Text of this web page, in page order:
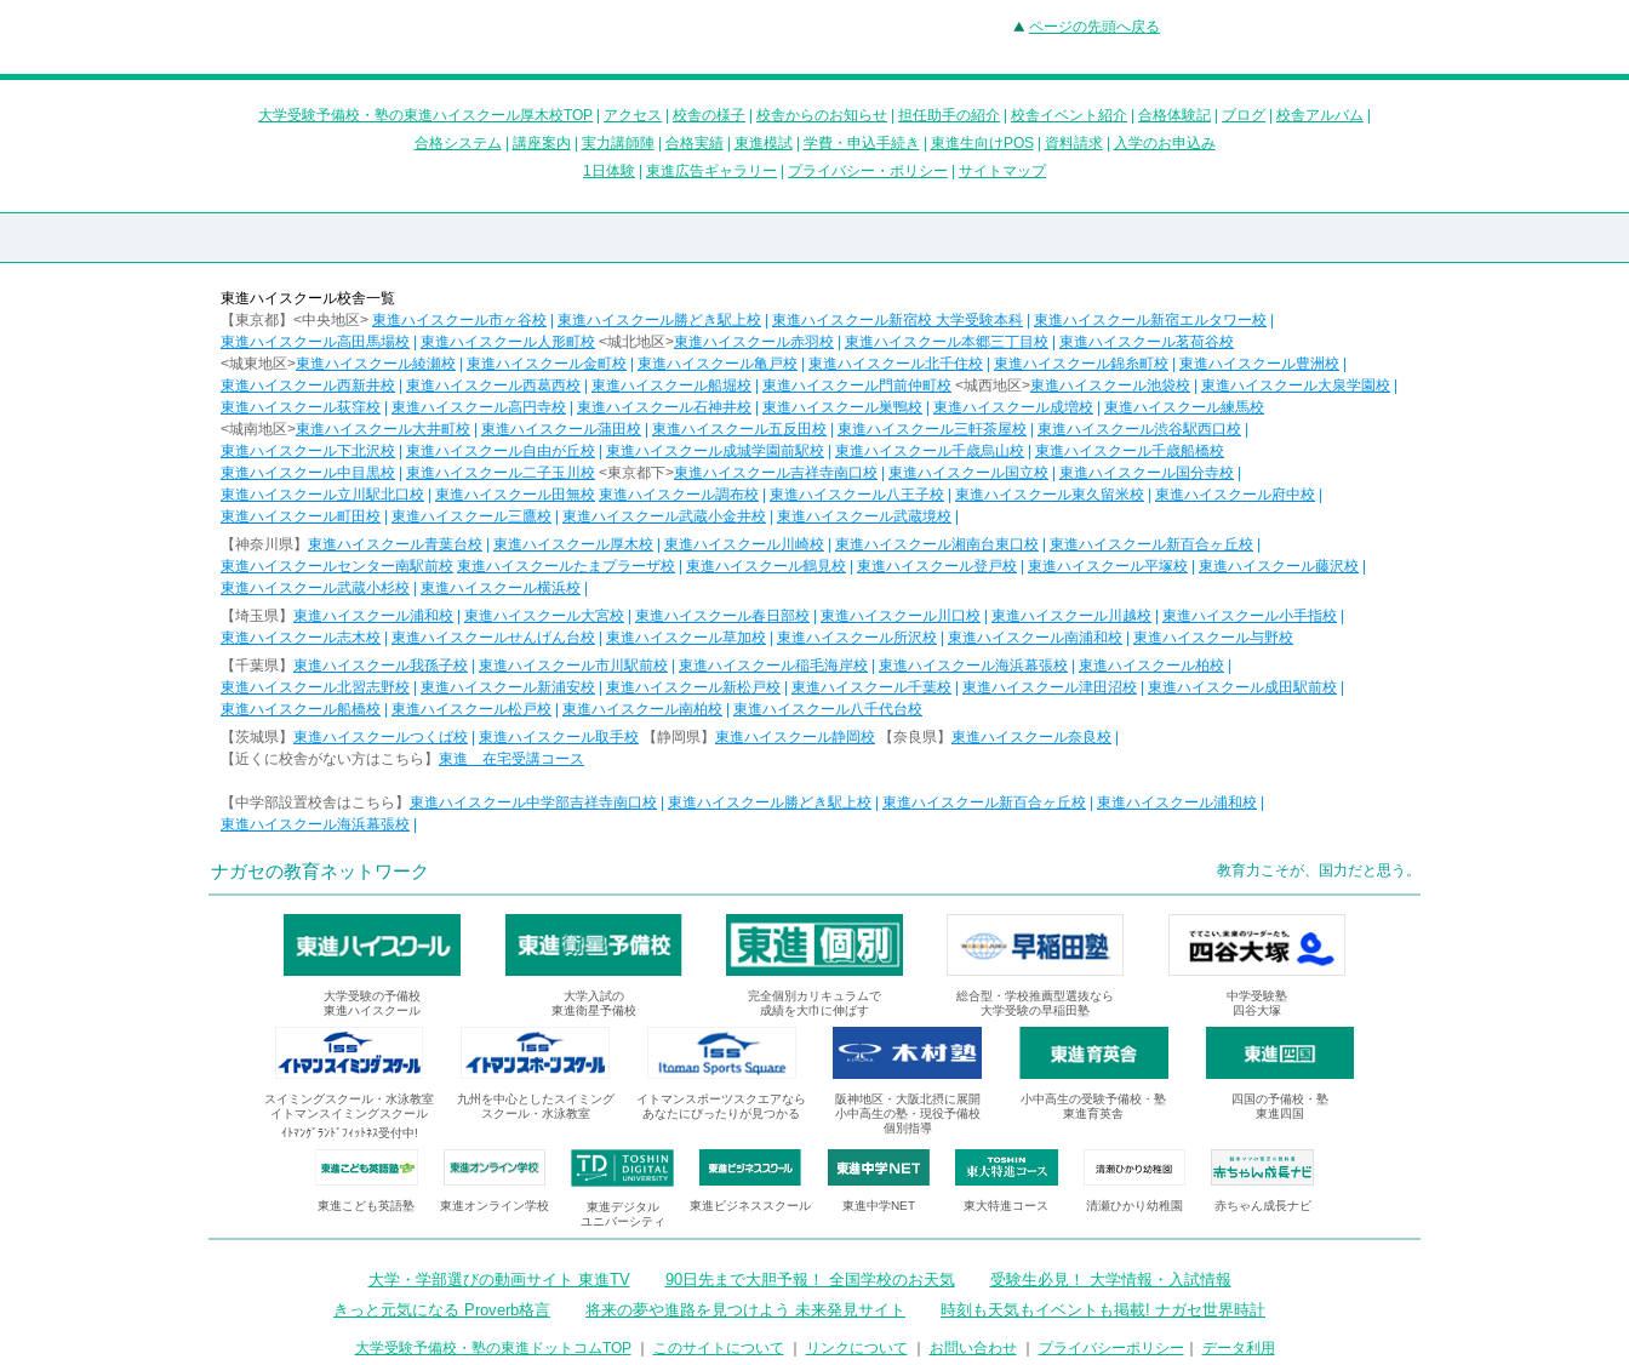
ページの先頭へ戻る
大学受験予備校・塾の東進ハイスクール厚木校TOP アクセス 校舎の様子 校舎からのお知らせ 担任助手の紹介 校舎イベント紹介 合格体験記 ブログ 校舎アルバム
合格システム
講座案内 実力講師陣| 合格実績| 東進模試| 学費・申込手続き 東進生向けPOS| 資料請求|
入学のお申込み
1日体験
東進広告ギャラリー プライバシー・ポリシー サイトマップ
東進ハイスクール校舎一覧
【東京都】<中央地区> 東進ハイスクール市ヶ谷校 東進ハイスクール勝どき駅上校 東進ハイスクール新宿校 大学受験本科 東進ハイスクール新宿エルタワー校
東進ハイスクール高田馬場校
東進ハイスクール人形町校 <城北地区>東進ハイスクール赤羽校 東進ハイスクール本郷三丁目校
東進ハイスクール茗荷谷校
<城東地区>東進ハイスクール綾瀬校 東進ハイスクール金町校 東進ハイスクール亀戸校 東進ハイスクール北千住校 東進ハイスクール錦糸町校 東進ハイスクール豊洲校
東進ハイスクール西新井校
東進ハイスクール西葛西校 東進ハイスクール船堀校 東進ハイスクール門前仲町校 <城西地区>東進ハイスクール池袋校 東進ハイスクール大泉学園校
東進ハイスクール荻窪校
東進ハイスクール高円寺校 東進ハイスクール石神井校 東進ハイスクール巣鴨校 東進ハイスクール成増校
東進ハイスクール練馬校
<城南地区>東進ハイスクール大井町校 東進ハイスクール蒲田校 東進ハイスクール五反田校 東進ハイスクール三軒茶屋校 東進ハイスクール渋谷駅西口校
東進ハイスクール下北沢校
東進ハイスクール自由が丘校 東進ハイスクール成城学園前駅校 東進ハイスクール千歳烏山校
東進ハイスクール千歳船橋校
東進ハイスクール中目黒校
東進ハイスクール二子玉川校 <東京都下>東進ハイスクール吉祥寺南口校 東進ハイスクール国立校 東進ハイスクール国分寺校
東進ハイスクール立川駅北口校
東進ハイスクール田無校 東進ハイスクール調布校 東進ハイスクール八王子校 東進ハイスクール東久留米校 東進ハイスクール府中校
東進ハイスクール町田校
東進ハイスクール三鷹校 東進ハイスクール武蔵小金井校 東進ハイスクール武蔵境校
【神奈川県】 東進ハイスクール青葉台校 東進ハイスクール厚木校 東進ハイスクール川崎校 東進ハイスクール湘南台東口校 東進ハイスクール新百合ヶ丘校
東進ハイスクールセンター南駅前校 東進ハイスクールたまプラーザ校 東進ハイスクール鶴見校 東進ハイスクール登戸校 東進ハイスクール平塚校 東進ハイスクール藤沢校
東進ハイスクール武蔵小杉校
東進ハイスクール横浜校
【埼玉県】 東進ハイスクール浦和校 東進ハイスクール大宮校 東進ハイスクール春日部校 東進ハイスクール川口校 東進ハイスクール川越校 東進ハイスクール小手指校
東進ハイスクール志木校
東進ハイスクールせんげん台校 東進ハイスクール草加校 東進ハイスクール所沢校 東進ハイスクール南浦和校
東進ハイスクール与野校
【千葉県】 東進ハイスクール我孫子校 東進ハイスクール市川駅前校 東進ハイスクール稲毛海岸校 東進ハイスクール海浜幕張校 東進ハイスクール柏校
東進ハイスクール北習志野校
東進ハイスクール新浦安校 東進ハイスクール新松戸校 東進ハイスクール千葉校 東進ハイスクール津田沼校 東進ハイスクール成田駅前校
東進ハイスクール船橋校
東進ハイスクール松戸校 東進ハイスクール南柏校
東進ハイスクール八千代台校
【茨城県】 東進ハイスクールつくば校 東進ハイスクール取手校 【静岡県】 東進ハイスクール静岡校 【奈良県】 東進ハイスクール奈良校
【近くに校舎がない方はこちら】 東進 在宅受講コース
【中学部設置校舎はこちら】 東進ハイスクール中学部吉祥寺南口校 東進ハイスクール勝どき駅上校 東進ハイスクール新百合ヶ丘校 東進ハイスクール浦和校
東進ハイスクール海浜幕張校
ナガセの教育ネットワーク 教育力こそが、国力だと思う。
大学受験の予備校
東進ハイスクール
大学入試の
東進衛星予備校
完全個別カリキュラムで
成績を大巾に伸ばす
総合型・学校推薦型選抜なら
大学受験の早稲田塾
中学受験塾
四谷大塚
スイミングスクール・水泳教室
イトマンスイミングスクール
ｲﾄﾏﾝｸﾞﾗﾝﾄﾞﾌｨｯﾄﾈｽ受付中!
九州を中心としたスイミング
スクール・水泳教室
イトマンスポーツスクエアなら
あなたにぴったりが見つかる
阪神地区・大阪北摂に展開
小中高生の塾・現役予備校
個別指導
小中高生の受験予備校・塾
東進育英舎
四国の予備校・塾
東進四国
東進こども英語塾 東進オンライン学校
東進デジタル
ユニバーシティ
東進ビジネススクール 東進中学NET 東大特進コース 清瀬ひかり幼稚園 赤ちゃん成長ナビ
大学・学部選びの動画サイト 東進TV 90日先まで大胆予報！ 全国学校のお天気
受験生必見！ 大学情報・入試情報
きっと元気になる Proverb格言
将来の夢や進路を見つけよう 未来発見サイト 時刻も天気もイベントも掲載! ナガセ世界時計
大学受験予備校・塾の東進ドットコムTOP｜ このサイトについて リンクについて お問い合わせ｜ プライバシーポリシー データ利用